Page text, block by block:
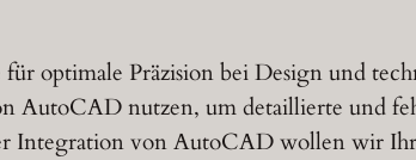
optimale Präzision bei Design und
AutoCAD nutzen, um detaillierte und
Integration von AutoCAD wollen wir